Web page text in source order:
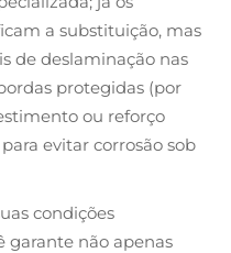
a substituição, mas
de deslaminação nas
protegidas (por
ou reforço
evitar corrosão sob
condições
garante não apenas